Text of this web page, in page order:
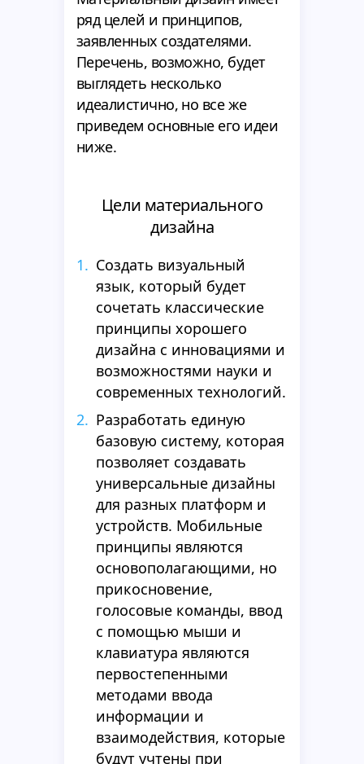
ряд целей и принципов,
заявленных создателями.
Перечень, возможно, будет
выглядеть несколько
идеалистично, но все же
приведем основные его идеи
ниже.
Цели материального
дизайна
Создать визуальный
язык, который будет
сочетать классические
принципы хорошего
дизайна с инновациями и
возможностями науки и
современных технологий.
Разработать единую
базовую систему, которая
позволяет создавать
универсальные дизайны
для разных платформ и
устройств. Мобильные
принципы являются
основополагающими, но
прикосновение,
голосовые команды, ввод
с помощью мыши и
клавиатура являются
первостепенными
методами ввода
информации и
взаимодействия, которые
будут учтены при